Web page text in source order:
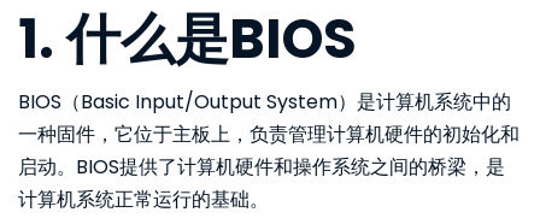
1. 什么是BIOS
BIOS（Basic Input/Output System）是计算机系统中的
一种固件，它位于主板上，负责管理计算机硬件的初始化和
启动。BIOS提供了计算机硬件和操作系统之间的桥梁，是
计算机系统正常运行的基础。